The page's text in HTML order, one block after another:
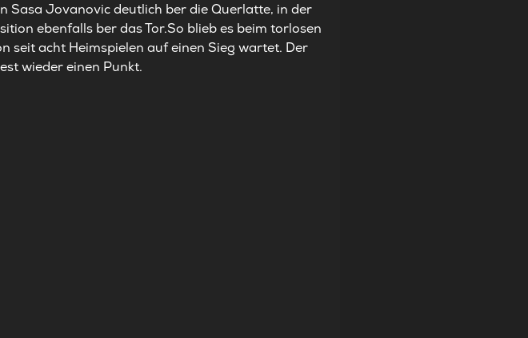
Sasa Jovanovic deutlich ber die Querlatte, in der
ebenfalls ber das Tor.So blieb es beim torlosen
seit acht Heimspielen auf einen Sieg wartet. Der
wieder einen Punkt.